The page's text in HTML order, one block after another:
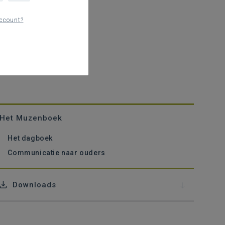
Het Muzenboek
Het dagboek
Communicatie naar ouders
Downloads